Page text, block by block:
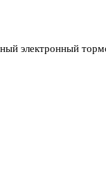
электронный